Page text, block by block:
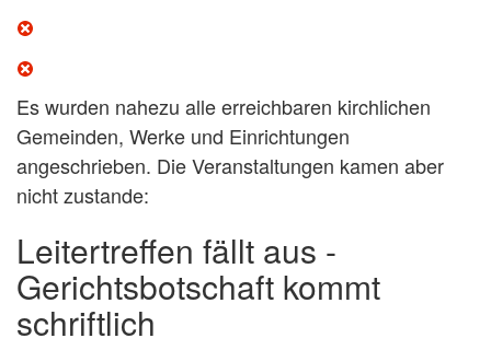
Es wurden nahezu alle erreichbaren kirchlichen
Gemeinden, Werke und Einrichtungen
angeschrieben. Die Veranstaltungen kamen aber
nicht zustande:
Leitertreffen fällt aus -
Gerichtsbotschaft kommt
schriftlich